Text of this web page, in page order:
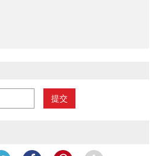
提交